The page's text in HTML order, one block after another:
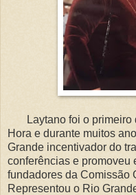
Laytano foi o primeiro
Hora e durante muitos
Grande incentivador do
conferências e promoveu
fundadores da Comissão
Representou o Rio